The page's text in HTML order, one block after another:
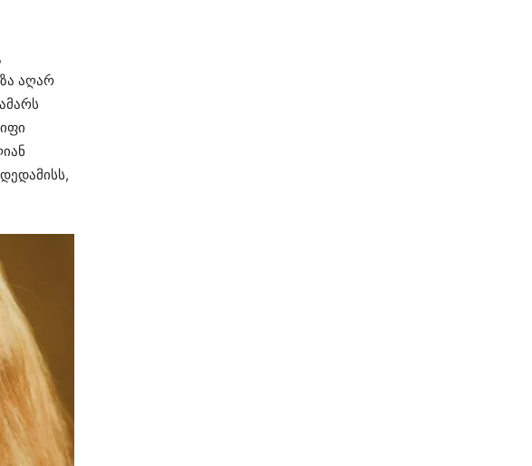
აღარ